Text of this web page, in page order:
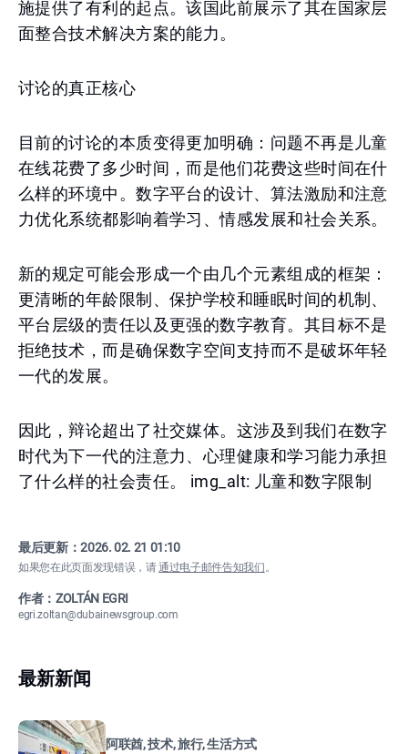
施提供了有利的起点。该国此前展示了其在国家层
面整合技术解决方案的能力。
讨论的真正核心
目前的讨论的本质变得更加明确：问题不再是儿童
在线花费了多少时间，而是他们花费这些时间在什
么样的环境中。数字平台的设计、算法激励和注意
力优化系统都影响着学习、情感发展和社会关系。
新的规定可能会形成一个由几个元素组成的框架：
更清晰的年龄限制、保护学校和睡眠时间的机制、
平台层级的责任以及更强的数字教育。其目标不是
拒绝技术，而是确保数字空间支持而不是破坏年轻
一代的发展。
因此，辩论超出了社交媒体。这涉及到我们在数字
时代为下一代的注意力、心理健康和学习能力承担
了什么样的社会责任。 img_alt: 儿童和数字限制
最后更新：2026. 02. 21 01:10
如果您在此页面发现错误，请通过电子邮件告知我们。
作者：ZOLTÁN EGRI
egri.zoltan@dubainewsgroup.com
最新新闻
阿联酋, 技术, 旅行, 生活方式